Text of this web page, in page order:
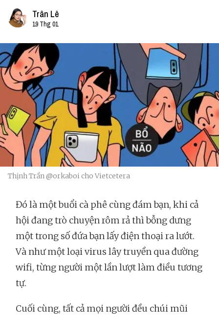
Trân Lê
19 Thg 01
Thịnh Trần @orkaboi cho Vietcetera
Đó là một buổi cà phê cùng đám bạn, khi cả
hội đang trò chuyện rôm rả thì bỗng dưng
một trong số đứa bạn lấy điện thoại ra lướt.
Và như một loại virus lây truyền qua đường
wifi, từng người một lần lượt làm điều tương
tự.
Cuối cùng, tất cả mọi người đều chúi mũi